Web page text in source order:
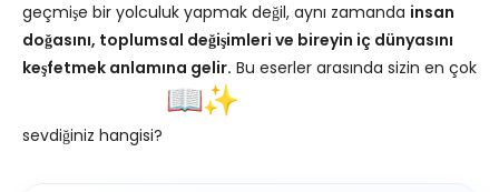
geçmişe bir yolculuk yapmak değil, aynı zamanda insan
doğasını, toplumsal değişimleri ve bireyin iç dünyasını
keşfetmek anlamına gelir. Bu eserler arasında sizin en çok
sevdiğiniz hangisi?